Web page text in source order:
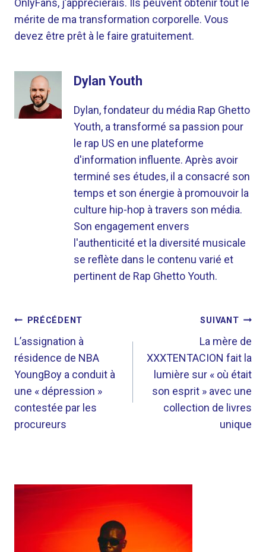
OnlyFans, j’apprécierais. Ils peuvent obtenir tout le
mérite de ma transformation corporelle. Vous
devez être prêt à le faire gratuitement.
Dylan Youth
Dylan, fondateur du média Rap Ghetto
Youth, a transformé sa passion pour
le rap US en une plateforme
d'information influente. Après avoir
terminé ses études, il a consacré son
temps et son énergie à promouvoir la
culture hip-hop à travers son média.
Son engagement envers
l'authenticité et la diversité musicale
se reflète dans le contenu varié et
pertinent de Rap Ghetto Youth.
NAVIGATION
DE
L’ARTICLE
PRÉCÉDENT
L’assignation à
résidence de NBA
YoungBoy a conduit à
une « dépression »
contestée par les
procureurs
SUIVANT
La mère de
XXXTENTACION fait la
lumière sur « où était
son esprit » avec une
collection de livres
unique